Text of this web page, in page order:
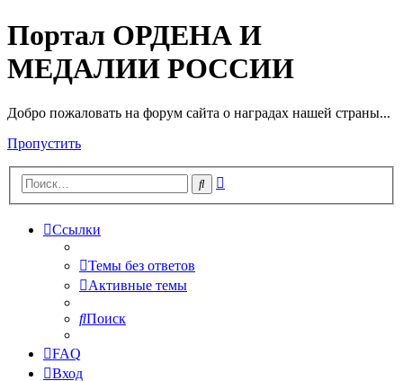
Портал ОРДЕНА И
МЕДАЛИИ РОССИИ
Добро пожаловать на форум сайта о наградах нашей страны...
Пропустить
Поиск
Ссылки
Темы без ответов
Активные темы
Поиск
FAQ
Вход